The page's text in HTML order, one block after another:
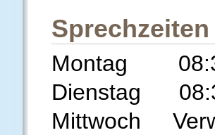
Sprechzeiten
Montag
Dienstag
Mittwoch